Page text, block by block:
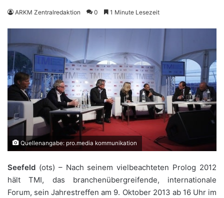
ARKM Zentralredaktion 0 1 Minute Lesezeit
Quellenangabe: pro.media kommunikation
Seefeld (ots) – Nach seinem vielbeachteten Prolog 2012
hält TMI, das branchenübergreifende, internationale
Forum, sein Jahrestreffen am 9. Oktober 2013 ab 16 Uhr im